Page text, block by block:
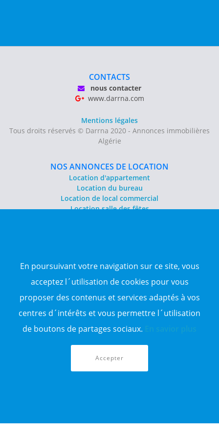
En poursuivant votre navigation sur ce site, vous
acceptez l´utilisation de cookies pour vous
proposer des contenus et services adaptés à vos
centres d´intérêts et vous permettre l´utilisation
de boutons de partages sociaux.
Accepter
CONTACTS
nous contacter
www.darrna.com
Mentions légales
Tous droits réservés © Darrna 2020 - Annonces immobilières
Algérie
NOS ANNONCES DE LOCATION
Location d'appartement
Location du bureau
Location de local commercial
Location salle des fêtes
Vente terrain
TOP WILAYA
Annonce à 16-Alger
Annonce à 06-Béjaïa
Annonce à 31-Oran
Annonce à 15-TiziOuzou